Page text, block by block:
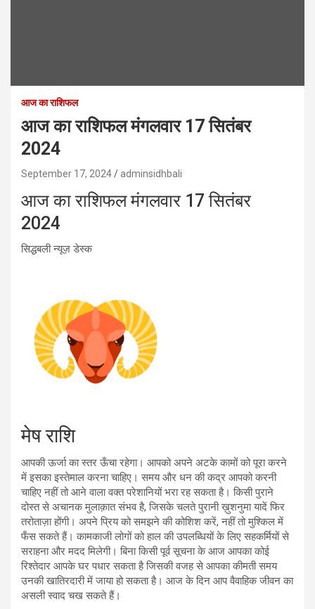
आज का राशिफल
आज का राशिफल मंगलवार 17 सितंबर
2024
September 17, 2024 adminsidhbali
आज का राशिफल मंगलवार 17 सितंबर
2024
सिद्धबली न्यूज़ डेस्क
मेष राशि
आपकी ऊर्जा का स्तर ऊँचा रहेगा। आपको अपने अटके कामों को पूरा करने
में इसका इस्तेमाल करना चाहिए। समय और धन की कद्र आपको करनी
चाहिए नहीं तो आने वाला वक्त परेशानियों भरा रह सकता है। किसी पुराने
दोस्त से अचानक मुलाक़ात संभव है, जिसके चलते पुरानी ख़ुशनुमा यादें फिर
तरोताज़ा होंगी। अपने प्रिय को समझने की कोशिश करें, नहीं तो मुश्किल में
फँस सकते हैं। कामकाजी लोगों को हाल की उपलब्धियों के लिए सहकर्मियों से
सराहना और मदद मिलेगी। बिना किसी पूर्व सूचना के आज आपका कोई
रिश्तेदार आपके घर पधार सकता है जिसकी वजह से आपका कीमती समय
उनकी खातिरदारी में जाया हो सकता है। आज के दिन आप वैवाहिक जीवन का
असली स्वाद चख सकते हैं।